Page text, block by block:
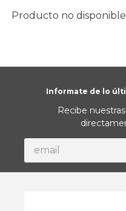
Producto no disponible
Informate de lo
Recibe